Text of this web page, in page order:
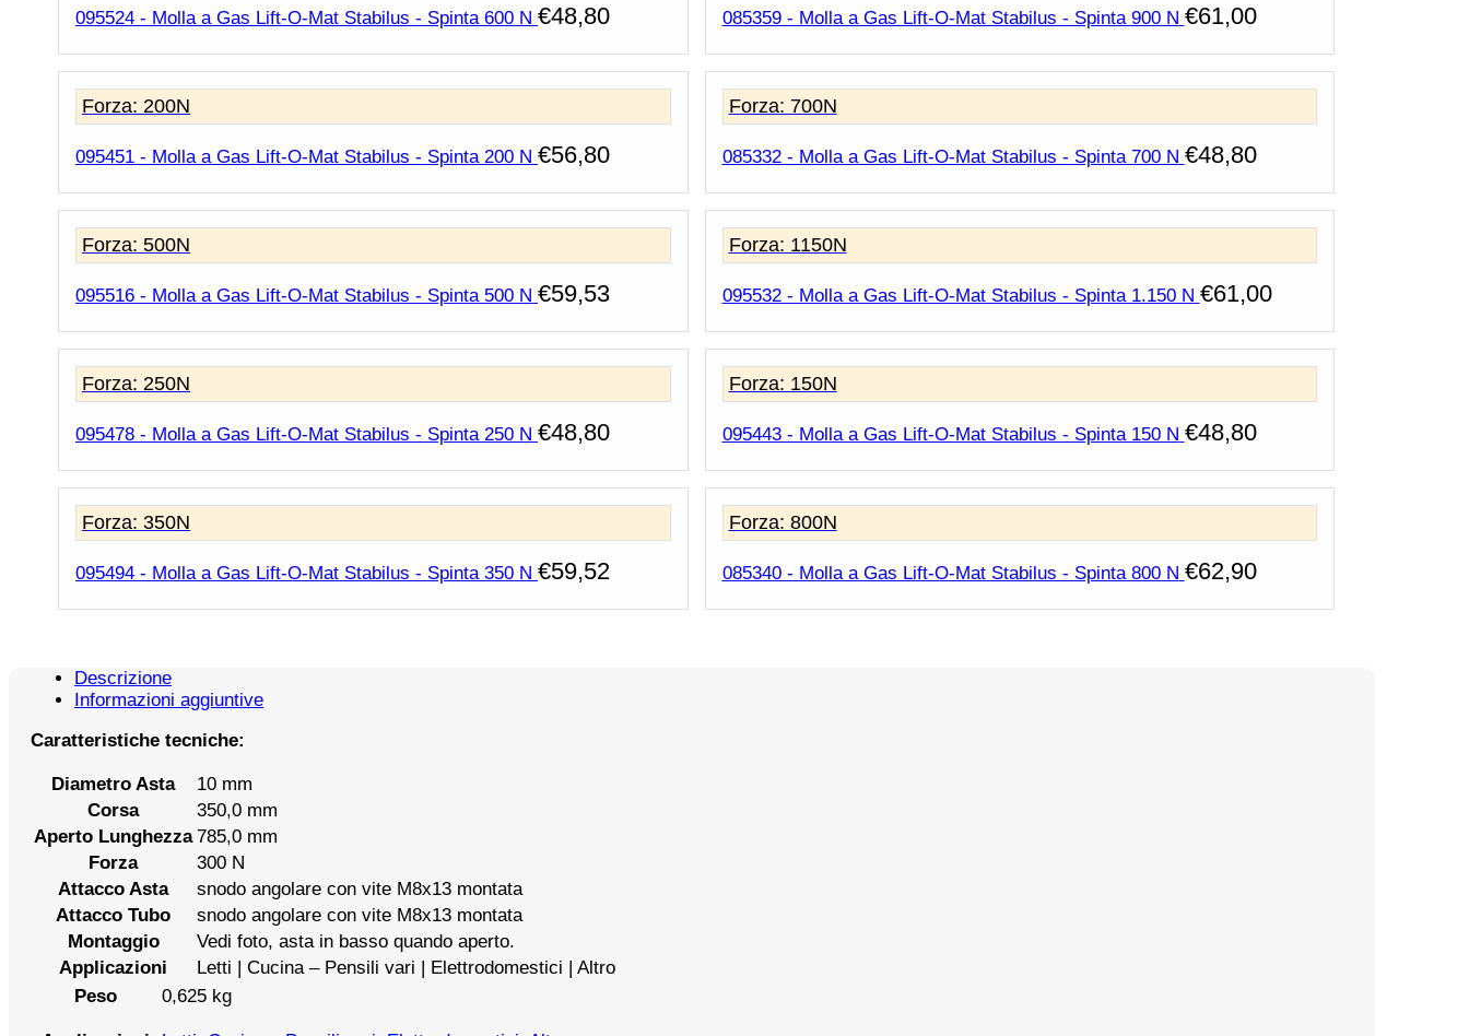
095524 - Molla a Gas Lift-O-Mat Stabilus - Spinta 600 N €48,80 085359 - Molla a Gas Lift-O-Mat Stabilus - Spinta 900 N €61,00
Forza: 200N
095451 - Molla a Gas Lift-O-Mat Stabilus - Spinta 200 N €56,80
Forza: 700N
085332 - Molla a Gas Lift-O-Mat Stabilus - Spinta 700 N €48,80
Forza: 500N
095516 - Molla a Gas Lift-O-Mat Stabilus - Spinta 500 N €59,53
Forza: 1150N
095532 - Molla a Gas Lift-O-Mat Stabilus - Spinta 1.150 N €61,00
Forza: 250N
095478 - Molla a Gas Lift-O-Mat Stabilus - Spinta 250 N €48,80
Forza: 150N
095443 - Molla a Gas Lift-O-Mat Stabilus - Spinta 150 N €48,80
Forza: 350N
095494 - Molla a Gas Lift-O-Mat Stabilus - Spinta 350 N €59,52
Forza: 800N
085340 - Molla a Gas Lift-O-Mat Stabilus - Spinta 800 N €62,90
Descrizione
Informazioni aggiuntive
Caratteristiche tecniche:
Diametro Asta
10 mm
Corsa
350,0 mm
Aperto Lunghezza 785,0 mm
Forza
300 N
Attacco Asta
snodo angolare con vite M8x13 montata
Attacco Tubo
snodo angolare con vite M8x13 montata
Montaggio
Vedi foto, asta in basso quando aperto.
Applicazioni
Letti | Cucina – Pensili vari | Elettrodomestici | Altro
Peso
0,625 kg